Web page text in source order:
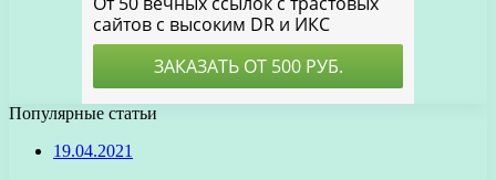
Популярные статьи
19.04.2021